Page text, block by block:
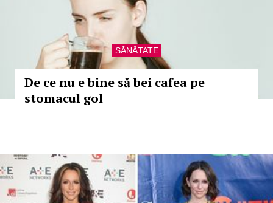
SĂNĂTATE
De ce nu e bine să bei cafea pe
stomacul gol